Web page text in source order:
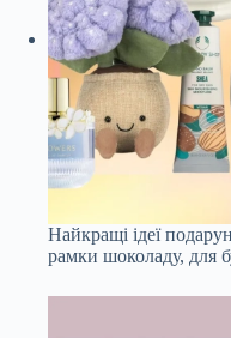
Найкращі ідеї
рамки шоколаду, для